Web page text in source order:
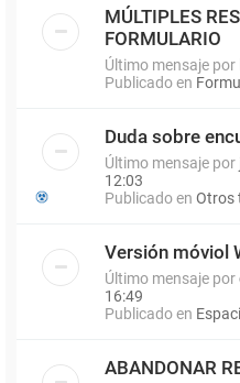
MÚLTIPLES
FORMULARIO
Último mensaje por
Publicado en
Duda sobre
Último mensaje por
12:03
Publicado en Otros
Versión móviol
Último mensaje por
16:49
Publicado en
ABANDONAR